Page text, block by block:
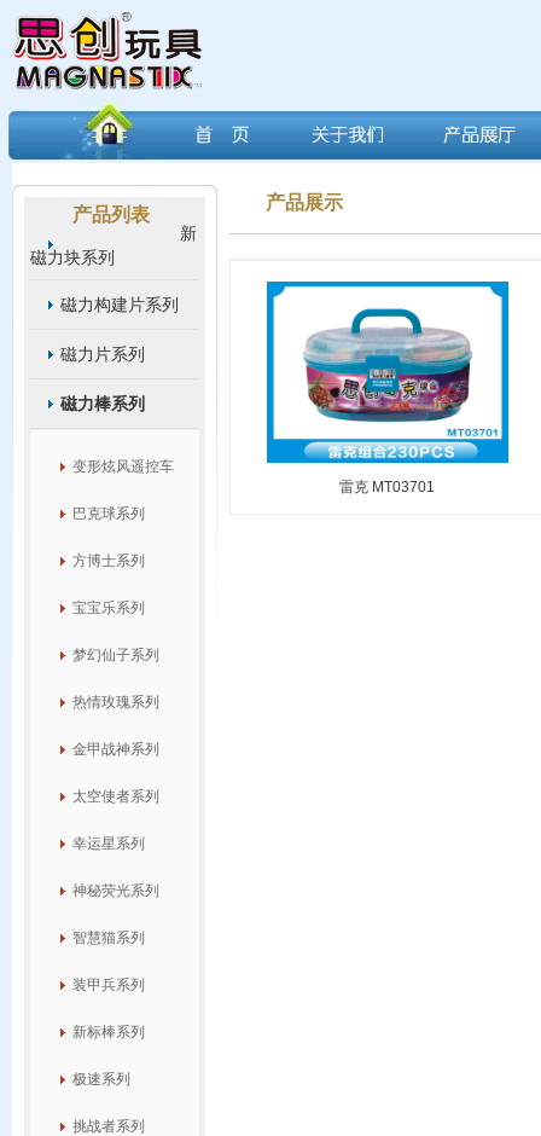
产品列表
新
磁力块系列
磁力构建片系列
磁力片系列
磁力棒系列
变形炫风遥控车
巴克球系列
方博士系列
宝宝乐系列
梦幻仙子系列
热情玫瑰系列
金甲战神系列
太空使者系列
幸运星系列
神秘荧光系列
智慧猫系列
装甲兵系列
新标棒系列
极速系列
挑战者系列
产品展示
雷克 MT03701